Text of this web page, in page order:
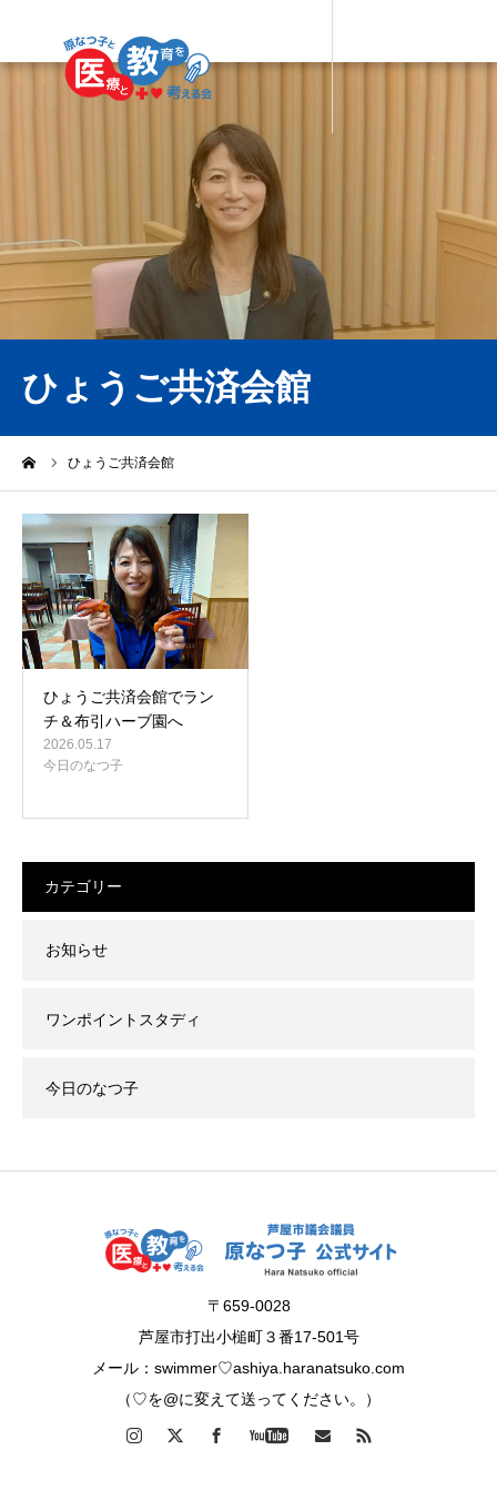
ひょうご共済会館
ひょうご共済会館
ひょうご共済会館でラン
チ＆布引ハーブ園へ
2026.05.17
今日のなつ子
カテゴリー
お知らせ
ワンポイントスタディ
今日のなつ子
〒659-0028
芦屋市打出小槌町３番17-501号
メール：swimmer♡ashiya.haranatsuko.com
（♡を@に変えて送ってください。）